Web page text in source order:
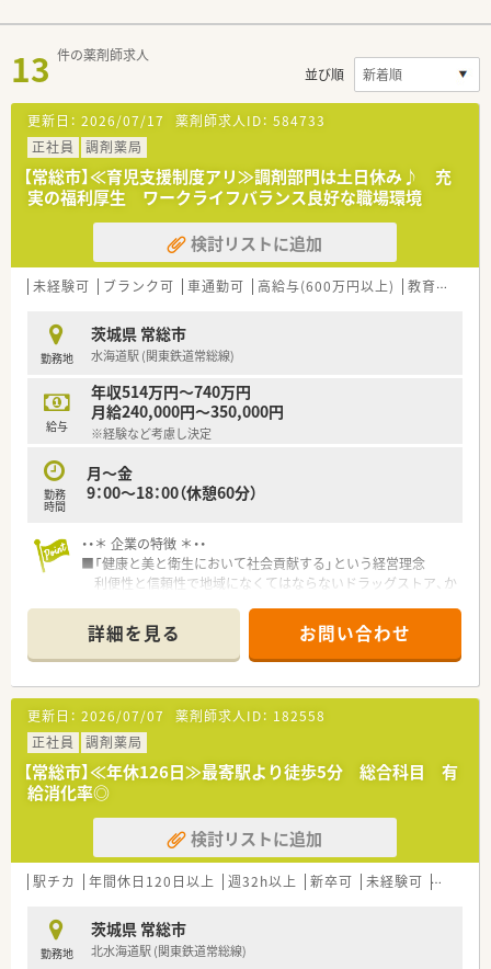
13 件の薬剤師求人
並び順
更新日： 2026/07/17 薬剤師求人ID： 584733
正社員
調剤薬局
【常総市】≪育児支援制度アリ≫調剤部門は土日休み♪ 充
実の福利厚生 ワークライフバランス良好な職場環境
検討リストに追加
未経験可 ブランク可 車通勤可 高給与(600万円以上) 教育制度あり
勤務地
茨城県 常総市
水海道駅 (関東鉄道常総線)
給与
年収514万円～740万円
月給240,000円～350,000円
※経験など考慮し決定
勤務
時間
月～金
9：00～18：00（休憩60分）
・・＊ 企業の特徴 ＊・・
■「健康と美と衛生において社会貢献する」という経営理念
利便性と信頼性で地域になくてはならないドラッグストア、か
■研修制度（マニュアル）が充実しており、未経験や中途入社の方
でもスムーズに仕事が出来る環境を整備。
研修制度以外にも「講習や学会、eﾗｰﾆﾝｸﾞ」等の補助制度ありま
す。
■「残業が少ない為にプライベートの時間もしっかり確保できる
のでライフワークバランスもバッチリです。
服薬指導の時間もじっくりとれるので、患者様にしっかり向き
合い仕事が出来るのも魅力の一つです。
詳細を見る お問い合わせ
更新日： 2026/07/07 薬剤師求人ID： 182558
正社員
調剤薬局
【常総市】≪年休126日≫最寄駅より徒歩5分 総合科目 有
給消化率◎
検討リストに追加
駅チカ 年間休日120日以上 週32h以上 新卒可 未経験可 ブラン
勤務地
茨城県 常総市
北水海道駅 (関東鉄道常総線)